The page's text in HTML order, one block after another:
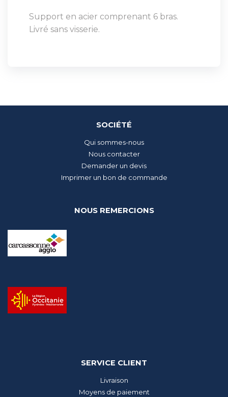
Support en acier comprenant 6 bras.
Livré sans visserie.
SOCIÉTÉ
Qui sommes-nous
Nous contacter
Demander un devis
Imprimer un bon de commande
NOUS REMERCIONS
SERVICE CLIENT
Livraison
Moyens de paiement